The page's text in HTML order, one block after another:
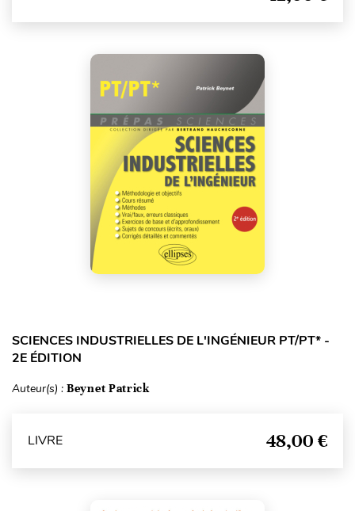
SCIENCES INDUSTRIELLES DE L'INGÉNIEUR PT/PT* -
2E ÉDITION
Auteur(s) : Beynet Patrick
LIVRE 48,00 €